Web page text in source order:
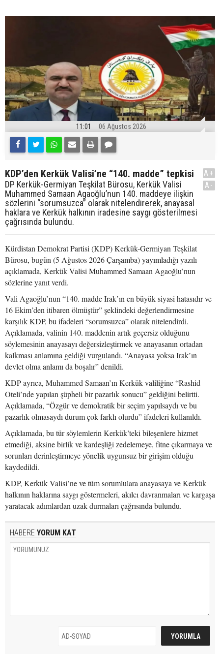
11:01 06 Ağustos 2026
KDP’den Kerkük Valisi’ne “140. madde” tepkisi
DP Kerkük-Germiyan Teşkilat Bürosu, Kerkük Valisi
Muhammed Samaan Agaoğlu’nun 140. maddeye ilişkin
sözlerini “sorumsuzca” olarak nitelendirerek, anayasal
haklara ve Kerkük halkının iradesine saygı gösterilmesi
çağrısında bulundu.
A+
A-
Kürdistan Demokrat Partisi (KDP) Kerkük-Germiyan Teşkilat
Bürosu, bugün (5 Ağustos 2026 Çarşamba) yayımladığı yazılı
açıklamada, Kerkük Valisi Muhammed Samaan Agaoğlu’nun
sözlerine yanıt verdi.
Vali Agaoğlu’nun “140. madde Irak’ın en büyük siyasi hatasıdır ve
16 Ekim’den itibaren ölmüştür” şeklindeki değerlendirmesine
karşılık KDP, bu ifadeleri “sorumsuzca” olarak nitelendirdi.
Açıklamada, valinin 140. maddenin artık geçersiz olduğunu
söylemesinin anayasayı değersizleştirmek ve anayasanın ortadan
kalkması anlamına geldiği vurgulandı. “Anayasa yoksa Irak’ın
devlet olma anlamı da boşalır” denildi.
KDP ayrıca, Muhammed Samaan’ın Kerkük valiliğine “Rashid
Oteli’nde yapılan şüpheli bir pazarlık sonucu” geldiğini belirtti.
Açıklamada, “Özgür ve demokratik bir seçim yapılsaydı ve bu
pazarlık olmasaydı durum çok farklı olurdu” ifadeleri kullanıldı.
Açıklamada, bu tür söylemlerin Kerkük’teki bileşenlere hizmet
etmediği, aksine birlik ve kardeşliği zedelemeye, fitne çıkarmaya ve
sorunları derinleştirmeye yönelik uygunsuz bir girişim olduğu
kaydedildi.
KDP, Kerkük Valisi’ne ve tüm sorumlulara anayasaya ve Kerkük
halkının haklarına saygı göstermeleri, akılcı davranmaları ve kargaşa
yaratacak adımlardan uzak durmaları çağrısında bulundu.
HABERE YORUM KAT